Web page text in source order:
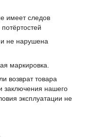
имеет следов
и не нарушена
маркировка.
возврат товара
заключения нашего
эксплуатации не